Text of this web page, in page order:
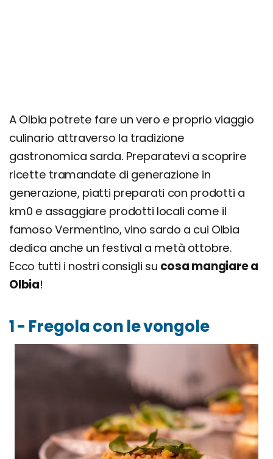
A Olbia potrete fare un vero e proprio viaggio
culinario attraverso la tradizione
gastronomica sarda. Preparatevi a scoprire
ricette tramandate di generazione in
generazione, piatti preparati con prodotti a
km0 e assaggiare prodotti locali come il
famoso Vermentino, vino sardo a cui Olbia
dedica anche un festival a metà ottobre.
Ecco tutti i nostri consigli su cosa mangiare a
Olbia!
1 - Fregola con le vongole